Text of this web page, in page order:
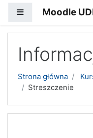
Panel boczny
Moodle
Strona główna
Streszczenie